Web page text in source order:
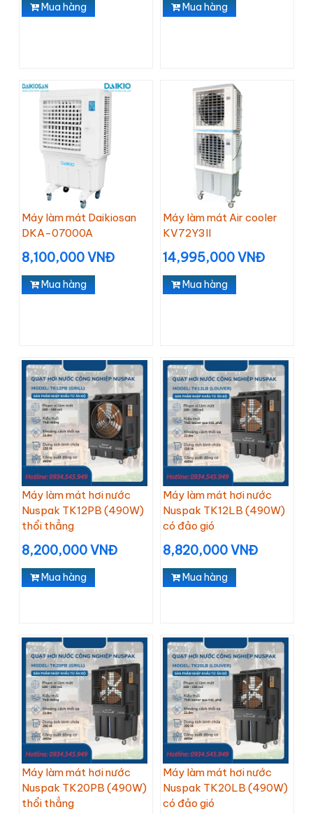
Mua hàng Mua hàng
Máy làm mát Daikiosan
DKA-07000A
8,100,000 VNĐ
Mua hàng
Máy làm mát Air cooler
KV72Y3II
14,995,000 VNĐ
Mua hàng
Máy làm mát hơi nước
Nuspak TK12PB (490W)
thổi thẳng
8,200,000 VNĐ
Mua hàng
Máy làm mát hơi nước
Nuspak TK12LB (490W)
có đảo gió
8,820,000 VNĐ
Mua hàng
Máy làm mát hơi nước
Nuspak TK20PB (490W)
thổi thẳng
Máy làm mát hơi nước
Nuspak TK20LB (490W)
có đảo gió